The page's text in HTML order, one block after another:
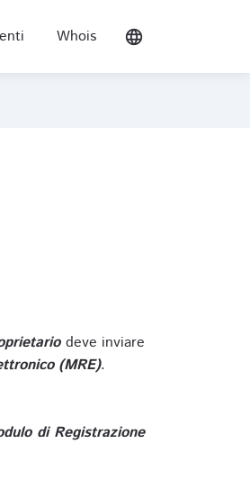
Whois language
deve inviare
(MRE).
di Registrazione